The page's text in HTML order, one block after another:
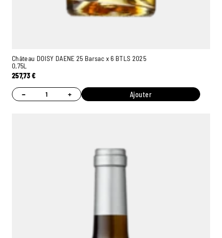
Château DOISY DAENE 25 Barsac x 6 BTLS 2025
0,75L
257,73€
− + Ajouter